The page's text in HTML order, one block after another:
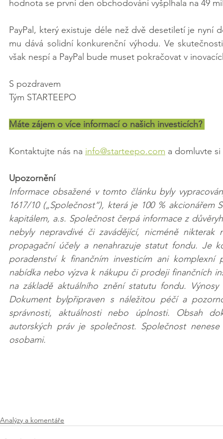
hodnota se první den obchodování vyšplhala na 49
PayPal, který existuje déle než dvě desetiletí je nyní
mu dává solidní konkurenční výhodu. Ve
však nespí a PayPal bude muset pokračovat v
S pozdravem
Tým STARTEEPO
Máte zájem o více informací o našich investicích?
Kontaktujte nás na info@starteepo.com a domluvte si
Upozornění
Informace obsažené v tomto článku byly
1617/10 („Společnost“), která je 100 % akcionářem
kapitálem, a.s. Společnost čerpá informace z
nebyly nepravdivé či zavádějící, nicméně
propagační účely a nenahrazuje statut fondu. Je
poradenství k finančním investicím ani
nabídka nebo výzva k nákupu či prodeji finančních
na základě aktuálního znění statutu fondu.
Dokument bylpřipraven s náležitou péčí a
správnosti, aktuálnosti nebo úplnosti. Obsah
autorských práv je společnost. Společnost
osobami.
Analýzy a komentáře